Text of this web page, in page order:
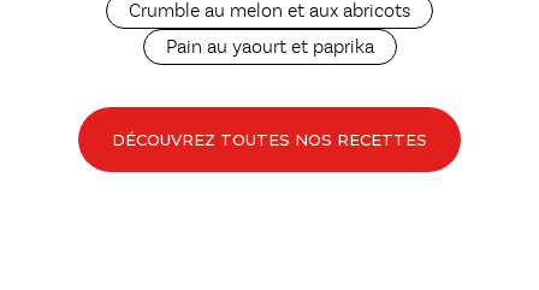
Crumble au melon et aux abricots
Pain au yaourt et paprika
DÉCOUVREZ TOUTES NOS RECETTES